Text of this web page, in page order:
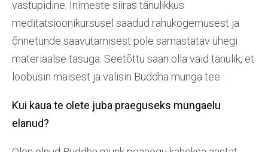
vastupidine. Inimeste siiras tänulikkus
meditatsioonikursusel saadud rahukogemusest ja
õnnetunde saavutamisest pole samastatav ühegi
materiaalse tasuga. Seetõttu saan olla vaid tänulik, et
loobusin maisest ja valisin Buddha munga tee.
Kui kaua te olete juba praeguseks mungaelu
elanud?